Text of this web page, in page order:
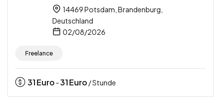
14469 Potsdam, Brandenburg,
Deutschland
02/08/2026
Freelance
31Euro -31Euro / Stunde